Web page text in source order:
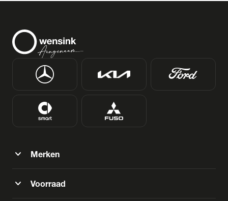
expand_more Merken
expand_more Voorraad